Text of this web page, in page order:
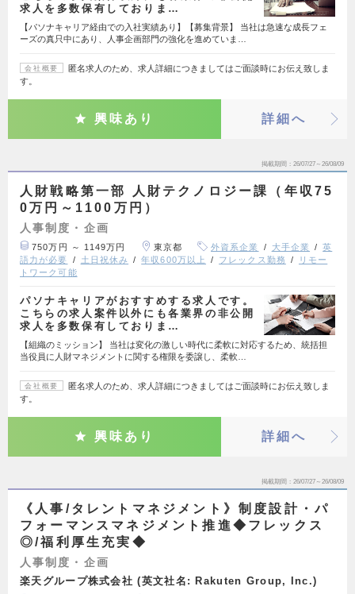
求人を多数保有しておりま…
【パソナキャリア経由での入社実績あり】【募集背景】 当社は急速な成長フェ
ーズの真只中にあり、人事企画部門の強化を進めていま…
会社概要
匿名求人のため、求人詳細につきましてはご面談時にお伝え致しま
す。
興味あり 詳細へ
掲載期間 26/07/27～26/08/09
人財戦略第一部 人財テクノロジー課（年収75
0万円～1100万円）
人事制度・企画
750万円 ～ 1149万円 東京都 外資系企業 大手企業
英
語力が必要
土日祝休み 年収600万以上 フレックス勤務
リモー
トワーク可能
パソナキャリアがおすすめする求人です。
こちらの求人案件以外にも各業界の非公開
求人を多数保有しておりま…
【組織のミッション】 当社は変化の激しい時代に柔軟に対応するため、統括担
当役員に人財マネジメントに関する権限を委譲し、柔軟…
会社概要
匿名求人のため、求人詳細につきましてはご面談時にお伝え致しま
す。
興味あり 詳細へ
掲載期間 26/07/27～26/08/09
《人事/タレントマネジメント》制度設計・パ
フォーマンスマネジメント推進◆フレックス
◎/福利厚生充実◆
人事制度・企画
楽天グループ株式会社 (英文社名: Rakuten Group, Inc.)